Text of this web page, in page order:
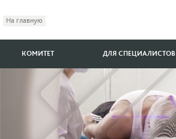
На главную
КОМИТЕТ ДЛЯ СПЕЦИАЛИСТОВ